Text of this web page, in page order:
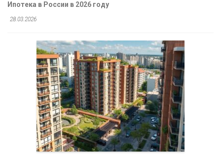
Ипотека в России в 2026 году
28.03.2026